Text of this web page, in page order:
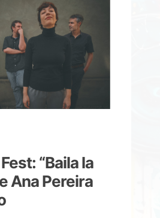
“Baila la
Ana Pereira